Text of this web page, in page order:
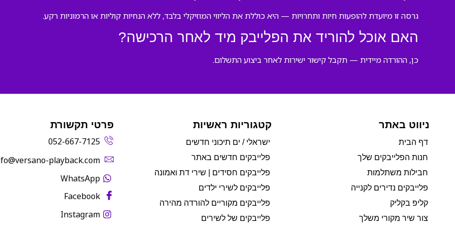
גרסה זו מיועדת להופעות חיות ותחרויות — היא כוללת את הליווי המוזיקלי בלבד, ללא הנחיות קוליות או הרמוניות רקע.
האם אוכל להוריד את הפלייבק מיד לאחר הרכישה?
כן, ההורדה מיידית — תקבל קישור ישירות לאחר ביצוע התשלום.
ניווט באתר
דף הבית
חנות הפלייבקים שלך
חבילות משתלמות
פלייבקים נדירים לקנייה
קליפ בקליק
צור שיר מקורי משלך
קטגוריות ראשיות
ישראלי / ים תיכוני חדשים
פלייבקים חדשים באתר
פלייבקים חסידים | שירי דת ואמונה
פלייבקים לשירי ילדים
פלייבקים מקוריים להורדה מהירה
פלייבקים של לשירים
פרטי תקשורת
052-667-7125
playback.com‬
WhatsApp
Facebook
Instagram